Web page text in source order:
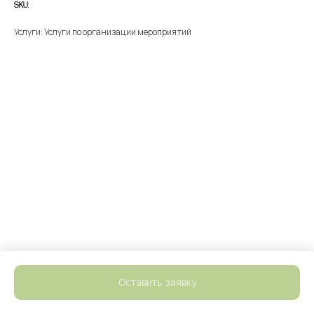
SKU:
Оставить заявку
Услуги: Услуги по организации мероприятий